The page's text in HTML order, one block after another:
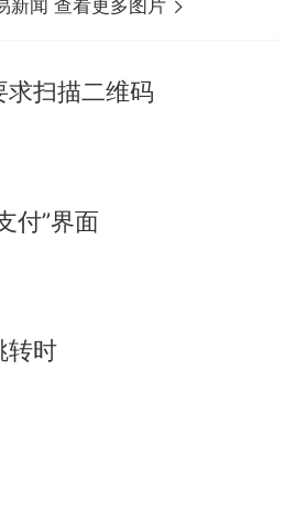
新闻 查看更多图片
扫描二维码
付”界面
转时